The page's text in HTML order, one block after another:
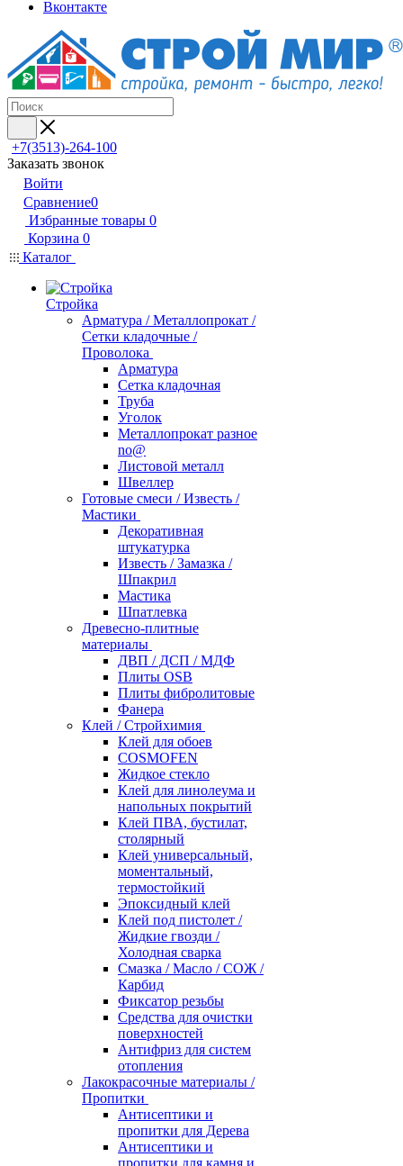
Вконтакте
+7(3513)-264-100
Заказать звонок
Войти
Сравнение0
Избранные товары 0
Корзина 0
Каталог
Стройка
Арматура / Металлопрокат /
Сетки кладочные /
Проволока
Арматура
Сетка кладочная
Труба
Уголок
Металлопрокат разное
no@
Листовой металл
Швеллер
Готовые смеси / Известь /
Мастики
Декоративная
штукатурка
Известь / Замазка /
Шпакрил
Мастика
Шпатлевка
Древесно-плитные
материалы
ДВП / ДСП / МДФ
Плиты OSB
Плиты фибролитовые
Фанера
Клей / Стройхимия
Клей для обоев
COSMOFEN
Жидкое стекло
Клей для линолеума и
напольных покрытий
Клей ПВА, бустилат,
столярный
Клей универсальный,
моментальный,
термостойкий
Эпоксидный клей
Клей под пистолет /
Жидкие гвозди /
Холодная сварка
Смазка / Масло / СОЖ /
Карбид
Фиксатор резьбы
Средства для очистки
поверхностей
Антифриз для систем
отопления
Лакокрасочные материалы /
Пропитки
Антисептики и
пропитки для Дерева
Антисептики и
пропитки для камня и